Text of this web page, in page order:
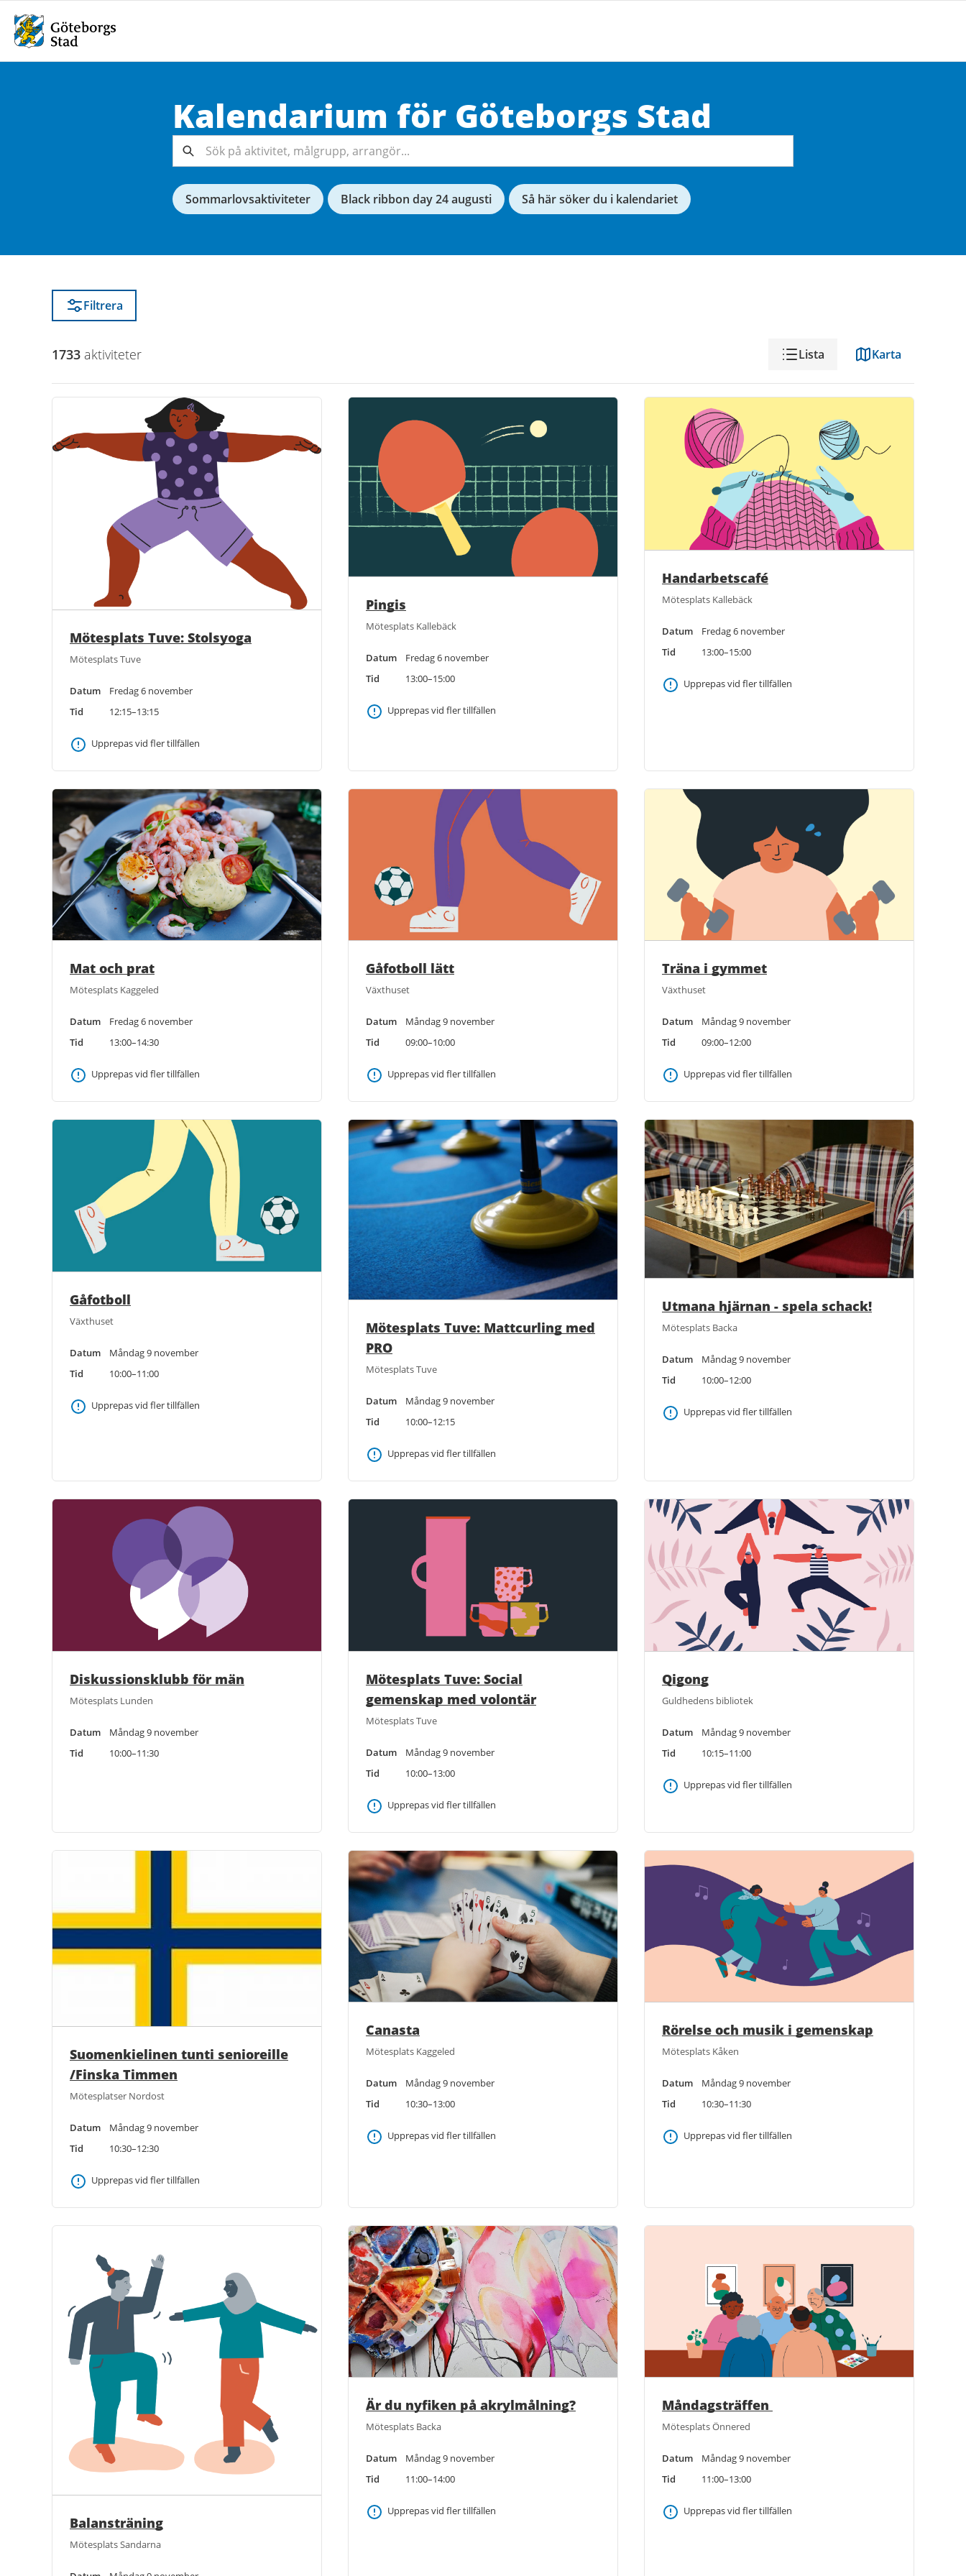
Kalendarium för Göteborgs Stad
Sök på
aktivitet,
målgrupp,
arrangör...
Sök
Sommarlovsaktiviteter Black ribbon day 24 augusti Så här söker du i kalendariet
Filtrera
VisningLista Karta
1733 aktiviteter
Mötesplats Tuve: Stolsyoga
Mötesplats Tuve
Datum
Fredag 6 november
Tid
12:15–13:15
Upprepas vid fler tillfällen
Pingis
Mötesplats Kallebäck
Datum
Fredag 6 november
Tid
13:00–15:00
Upprepas vid fler tillfällen
Handarbetscafé
Mötesplats Kallebäck
Datum
Fredag 6 november
Tid
13:00–15:00
Upprepas vid fler tillfällen
Mat och prat
Mötesplats Kaggeled
Datum
Fredag 6 november
Tid
13:00–14:30
Upprepas vid fler tillfällen
Gåfotboll lätt
Växthuset
Datum
Måndag 9 november
Tid
09:00–10:00
Upprepas vid fler tillfällen
Träna i gymmet
Växthuset
Datum
Måndag 9 november
Tid
09:00–12:00
Upprepas vid fler tillfällen
Gåfotboll
Växthuset
Datum
Måndag 9 november
Tid
10:00–11:00
Upprepas vid fler tillfällen
Mötesplats Tuve: Mattcurling med
PRO
Mötesplats Tuve
Datum
Måndag 9 november
Tid
10:00–12:15
Upprepas vid fler tillfällen
Utmana hjärnan - spela schack!
Mötesplats Backa
Datum
Måndag 9 november
Tid
10:00–12:00
Upprepas vid fler tillfällen
Diskussionsklubb för män
Mötesplats Lunden
Datum
Måndag 9 november
Tid
10:00–11:30
Mötesplats Tuve: Social
gemenskap med volontär
Mötesplats Tuve
Datum
Måndag 9 november
Tid
10:00–13:00
Upprepas vid fler tillfällen
Qigong
Guldhedens bibliotek
Datum
Måndag 9 november
Tid
10:15–11:00
Upprepas vid fler tillfällen
Suomenkielinen tunti senioreille
/Finska Timmen
Mötesplatser Nordost
Datum
Måndag 9 november
Tid
10:30–12:30
Upprepas vid fler tillfällen
Canasta
Mötesplats Kaggeled
Datum
Måndag 9 november
Tid
10:30–13:00
Upprepas vid fler tillfällen
Rörelse och musik i gemenskap
Mötesplats Kåken
Datum
Måndag 9 november
Tid
10:30–11:30
Upprepas vid fler tillfällen
Balansträning
Mötesplats Sandarna
Är du nyfiken på akrylmålning?
Mötesplats Backa
Datum
Måndag 9 november
Tid
11:00–14:00
Upprepas vid fler tillfällen
Måndagsträffen
Mötesplats Önnered
Datum
Måndag 9 november
Tid
11:00–13:00
Upprepas vid fler tillfällen